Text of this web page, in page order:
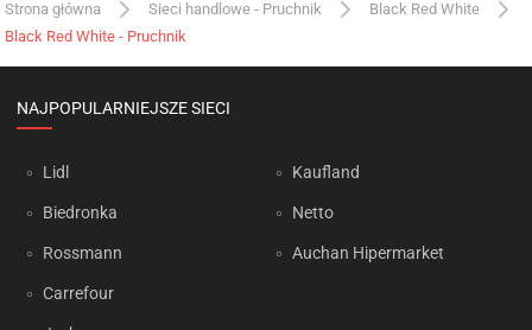
Strona główna Sieci handlowe - Pruchnik
Black Red White
Black Red White - Pruchnik
NAJPOPULARNIEJSZE SIECI
Lidl
Biedronka
Rossmann
Carrefour
Kaufland
Netto
Auchan Hipermarket